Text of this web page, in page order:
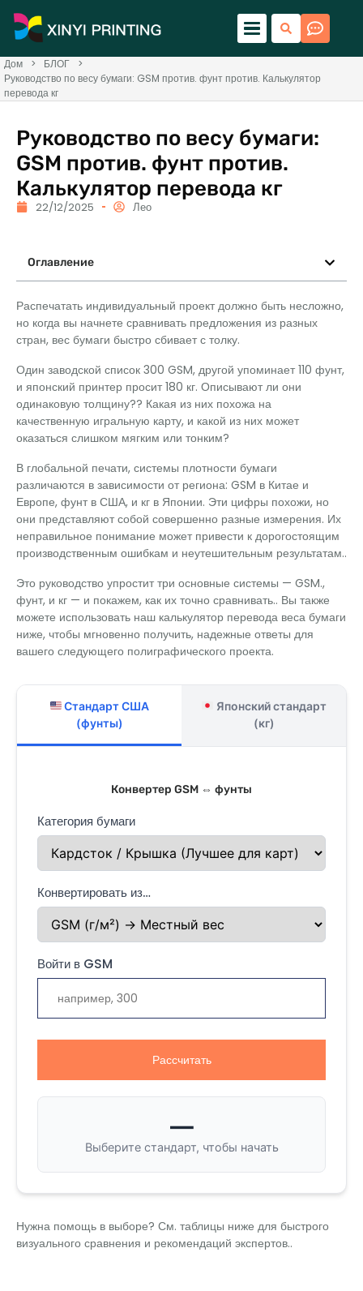
Дом > БЛОГ
>
Руководство по весу бумаги: GSM против. фунт против. Калькулятор
перевода кг
Руководство по весу бумаги:
GSM против. фунт против.
Калькулятор перевода кг
22/12/2025 Лео
Оглавление
Распечатать индивидуальный проект должно быть несложно,
но когда вы начнете сравнивать предложения из разных
стран, вес бумаги быстро сбивает с толку.
Один заводской список 300 GSM, другой упоминает 110 фунт,
и японский принтер просит 180 кг. Описывают ли они
одинаковую толщину?? Какая из них похожа на
качественную игральную карту, и какой из них может
оказаться слишком мягким или тонким?
В глобальной печати, системы плотности бумаги
различаются в зависимости от региона: GSM в Китае и
Европе, фунт в США, и кг в Японии. Эти цифры похожи, но
они представляют собой совершенно разные измерения. Их
неправильное понимание может привести к дорогостоящим
производственным ошибкам и неутешительным результатам..
Это руководство упростит три основные системы — GSM.,
фунт, и кг — и покажем, как их точно сравнивать.. Вы также
можете использовать наш калькулятор перевода веса бумаги
ниже, чтобы мгновенно получить, надежные ответы для
вашего следующего полиграфического проекта.
Стандарт США
(фунты)
Японский стандарт
(кг)
Конвертер GSM ⇔ фунты
Категория бумаги
Конвертировать из…
Войти в GSM
Рассчитать
—
Выберите стандарт, чтобы начать
Нужна помощь в выборе? См. таблицы ниже для быстрого
визуального сравнения и рекомендаций экспертов..